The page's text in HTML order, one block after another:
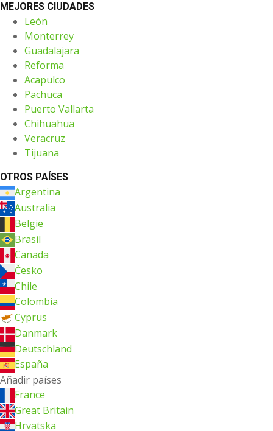
MEJORES CIUDADES
León
Monterrey
Guadalajara
Reforma
Acapulco
Pachuca
Puerto Vallarta
Chihuahua
Veracruz
Tijuana
OTROS PAÍSES
Argentina
Australia
België
Brasil
Canada
Česko
Chile
Colombia
Cyprus
Danmark
Deutschland
España
Añadir países
France
Great Britain
Hrvatska